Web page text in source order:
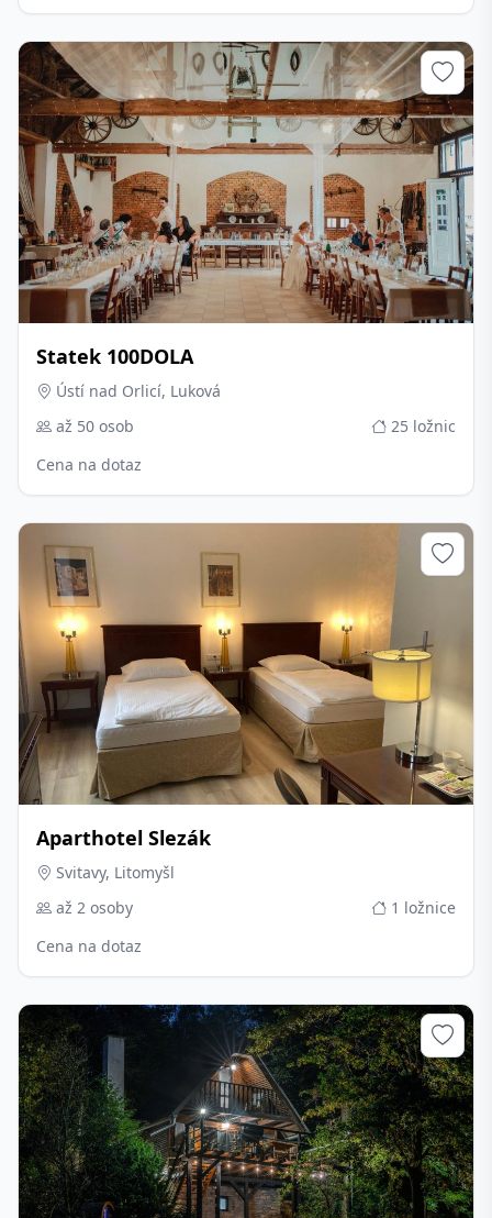
Statek 100DOLA
Ústí nad Orlicí, Luková
až 50 osob
25 ložnic
Cena na dotaz
Aparthotel Slezák
Svitavy, Litomyšl
až 2 osoby
1 ložnice
Cena na dotaz